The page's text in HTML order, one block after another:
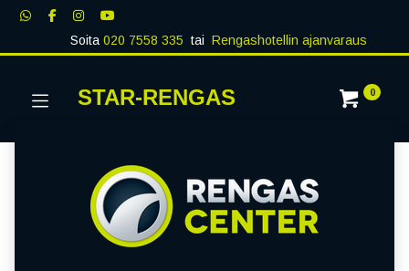
Soita020 7558 335 tai Rengashotellin ajanvaraus
STAR-RENGAS 0